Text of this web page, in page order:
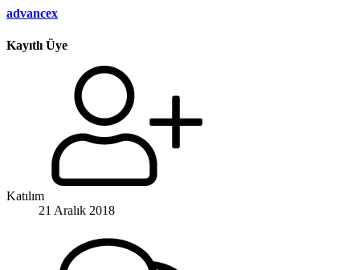
advancex
Kayıtlı Üye
Katılım
21 Aralık 2018